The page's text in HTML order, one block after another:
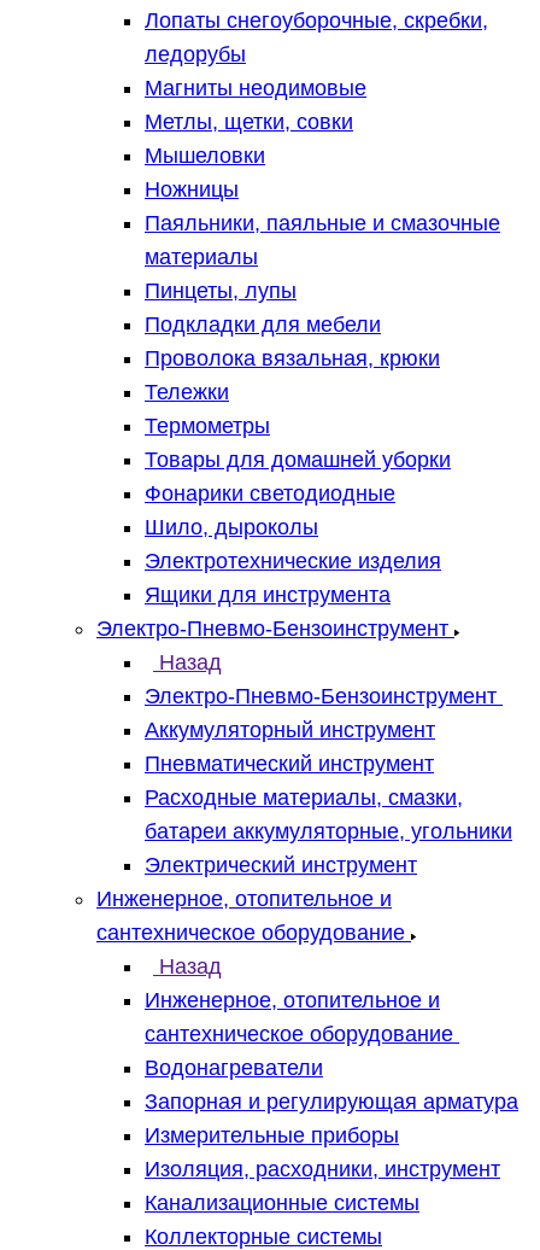
Лопаты снегоуборочные, скребки,
ледорубы
Магниты неодимовые
Метлы, щетки, совки
Мышеловки
Ножницы
Паяльники, паяльные и смазочные
материалы
Пинцеты, лупы
Подкладки для мебели
Проволока вязальная, крюки
Тележки
Термометры
Товары для домашней уборки
Фонарики светодиодные
Шило, дыроколы
Электротехнические изделия
Ящики для инструмента
Электро-Пневмо-Бензоинструмент
Назад
Электро-Пневмо-Бензоинструмент
Аккумуляторный инструмент
Пневматический инструмент
Расходные материалы, смазки,
батареи аккумуляторные, угольники
Электрический инструмент
Инженерное, отопительное и
сантехническое оборудование
Назад
Инженерное, отопительное и
сантехническое оборудование
Водонагреватели
Запорная и регулирующая арматура
Измерительные приборы
Изоляция, расходники, инструмент
Канализационные системы
Коллекторные системы